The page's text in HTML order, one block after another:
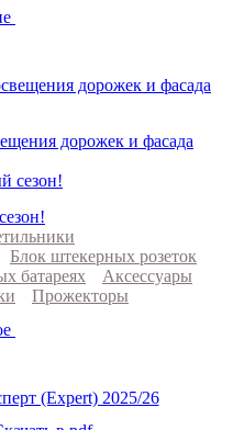
дорожек и фасада
Блок штекерных розеток
батареях
Аксессуары
Прожекторы